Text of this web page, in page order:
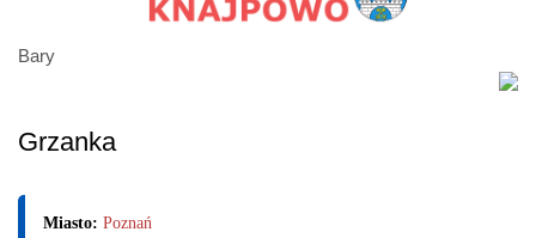
Bary
Grzanka
Miasto: Poznań